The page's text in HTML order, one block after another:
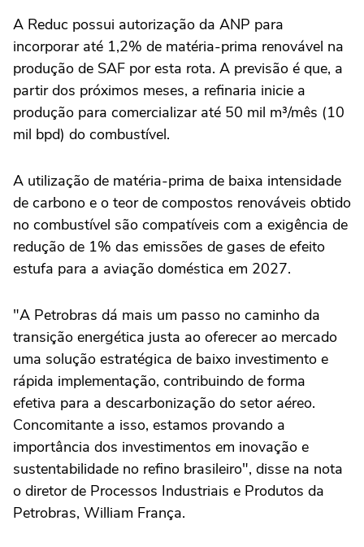
A Reduc possui autorização da ANP para
incorporar até 1,2% de matéria-prima renovável na
produção de SAF por esta rota. A previsão é que, a
partir dos próximos meses, a refinaria inicie a
produção para comercializar até 50 mil m³/mês (10
mil bpd) do combustível.
A utilização de matéria-prima de baixa intensidade
de carbono e o teor de compostos renováveis obtido
no combustível são compatíveis com a exigência de
redução de 1% das emissões de gases de efeito
estufa para a aviação doméstica em 2027.
"A Petrobras dá mais um passo no caminho da
transição energética justa ao oferecer ao mercado
uma solução estratégica de baixo investimento e
rápida implementação, contribuindo de forma
efetiva para a descarbonização do setor aéreo.
Concomitante a isso, estamos provando a
importância dos investimentos em inovação e
sustentabilidade no refino brasileiro", disse na nota
o diretor de Processos Industriais e Produtos da
Petrobras, William França.